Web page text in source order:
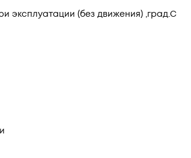
эксплуатации (без движения) ,град.C